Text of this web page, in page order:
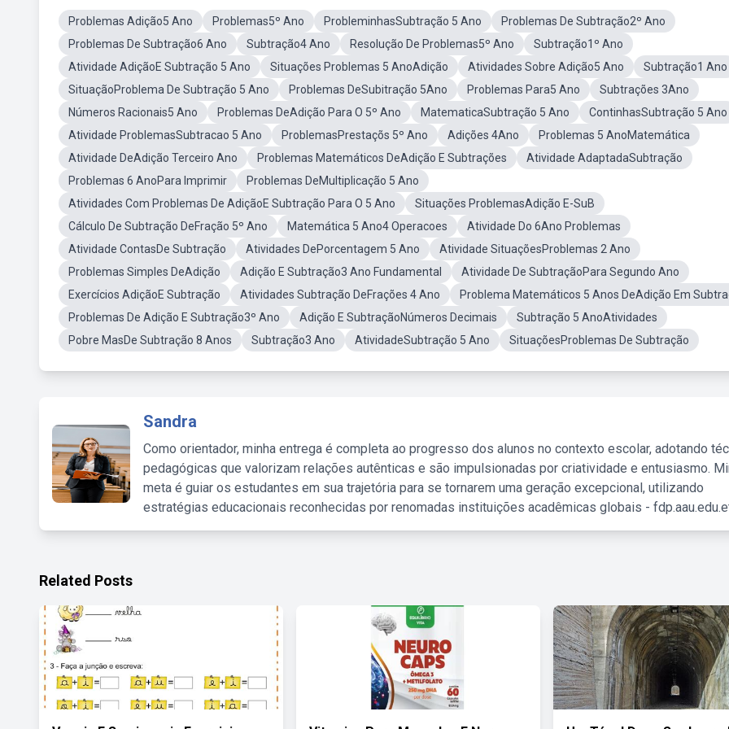
Problemas Adição5 Ano Problemas5º Ano ProbleminhasSubtração 5 Ano
Problemas De Subtração2º Ano
Problemas De Subtração6 Ano
Subtração4 Ano Resolução De Problemas5º Ano
Subtração1º Ano
Atividade AdiçãoE Subtração 5 Ano
Situações Problemas 5 AnoAdição Atividades Sobre Adição5 Ano
Subtração1 Ano
SituaçãoProblema De Subtração 5 Ano
Problemas DeSubitração 5Ano Problemas Para5 Ano
Subtrações 3Ano
Números Racionais5 Ano
Problemas DeAdição Para O 5º Ano MatematicaSubtração 5 Ano
ContinhasSubtração 5 Ano
Atividade ProblemasSubtracao 5 Ano
ProblemasPrestaçõs 5º Ano Adições 4Ano
Problemas 5 AnoMatemática
Atividade DeAdição Terceiro Ano
Problemas Matemáticos DeAdição E Subtrações
Atividade AdaptadaSubtração
Problemas 6 AnoPara Imprimir
Problemas DeMultiplicação 5 Ano
Atividades Com Problemas De AdiçãoE Subtração Para O 5 Ano
Situações ProblemasAdição E-SuB
Cálculo De Subtração DeFração 5º Ano
Matemática 5 Ano4 Operacoes
Atividade Do 6Ano Problemas
Atividade ContasDe Subtração
Atividades DePorcentagem 5 Ano
Atividade SituaçõesProblemas 2 Ano
Problemas Simples DeAdição
Adição E Subtração3 Ano Fundamental
Atividade De SubtraçãoPara Segundo Ano
Exercícios AdiçãoE Subtração
Atividades Subtração DeFrações 4 Ano
Problema Matemáticos 5 Anos DeAdição Em
Problemas De Adição E Subtração3º Ano
Adição E SubtraçãoNúmeros Decimais
Subtração 5 AnoAtividades
Pobre MasDe Subtração 8 Anos
Subtração3 Ano AtividadeSubtração 5 Ano SituaçõesProblemas De Subtração
Sandra
Como orientador, minha entrega é completa ao progresso dos alunos no contexto escolar, adotando
pedagógicas que valorizam relações autênticas e são impulsionadas por criatividade e entusiasmo.
meta é guiar os estudantes em sua trajetória para se tornarem uma geração excepcional, utilizando
estratégias educacionais reconhecidas por renomadas instituições acadêmicas globais -
Related Posts